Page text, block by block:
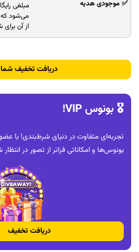
مبلغی
می‌شود که
از آن
دریافت تخفیف شما
🎖 بونوس VIP!
بونوس‌ها و امکاناتی فراتر از تصور در
دریافت تخفیف